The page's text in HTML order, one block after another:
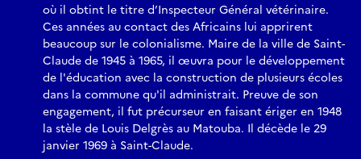
où il obtint le titre d’Inspecteur Général vétérinaire.
Ces années au contact des Africains lui apprirent
beaucoup sur le colonialisme. Maire de la ville de Saint-
Claude de 1945 à 1965, il œuvra pour le développement
de l'éducation avec la construction de plusieurs écoles
dans la commune qu'il administrait. Preuve de son
engagement, il fut précurseur en faisant ériger en 1948
la stèle de Louis Delgrès au Matouba. Il décède le 29
janvier 1969 à Saint-Claude.